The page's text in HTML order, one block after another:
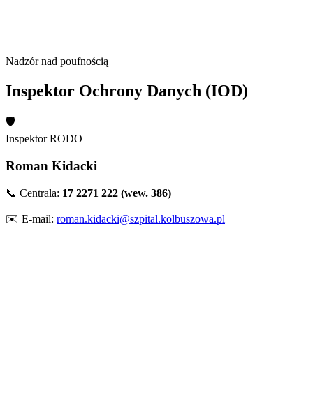
Nadzór nad poufnością
Inspektor Ochrony Danych (IOD)
🛡️
Inspektor RODO
Roman Kidacki
📞 Centrala: 17 2271 222 (wew. 386)
✉️ E-mail: roman.kidacki@szpital.kolbuszowa.pl